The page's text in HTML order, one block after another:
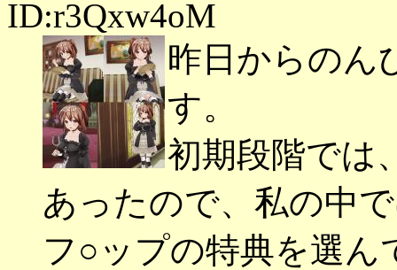
ID:r3Qxw4oM
昨日からのん
す。
初期段階では
あったので、私の中
フ○ップの特典を選ん